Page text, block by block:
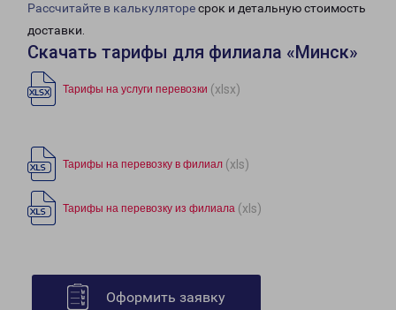
Рассчитайте в калькуляторесрок и детальную стоимость
доставки.
Скачать тарифы для филиала «Минск»
Тарифы на услуги перевозки (xlsx)
Тарифы на перевозку в филиал (xls)
Тарифы на перевозку из филиала (xls)
Оформить заявку